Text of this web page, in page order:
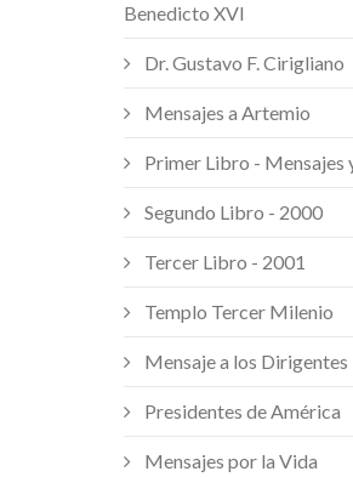
Benedicto XVI
Dr. Gustavo F. Cirigliano
Mensajes a Artemio
Primer Libro - Mensajes
Segundo Libro - 2000
Tercer Libro - 2001
Templo Tercer Milenio
Mensaje a los Dirigentes
Presidentes de América
Mensajes por la Vida